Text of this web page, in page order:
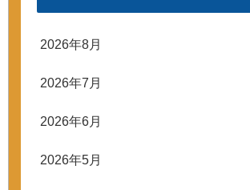
2026年8月
2026年7月
2026年6月
2026年5月